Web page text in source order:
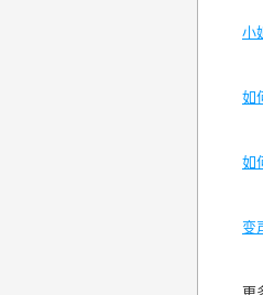
小
如
如
变